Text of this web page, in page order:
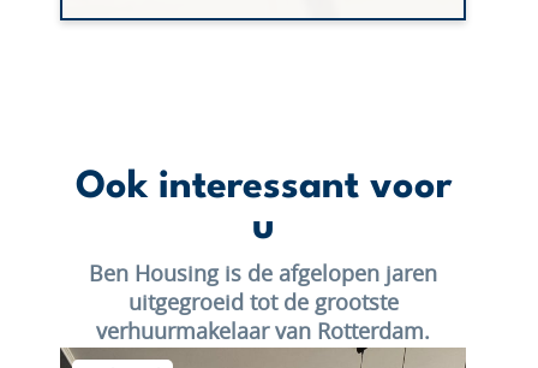
Ook interessant voor
u
Ben Housing is de afgelopen jaren
uitgegroeid tot de grootste
verhuurmakelaar van Rotterdam.